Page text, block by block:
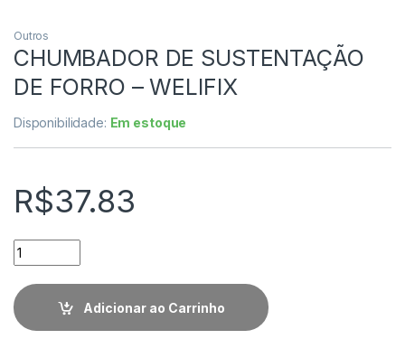
Outros
CHUMBADOR DE SUSTENTAÇÃO
DE FORRO – WELIFIX
Disponibilidade: Em estoque
R$37.83
Quantidade
Adicionar ao Carrinho